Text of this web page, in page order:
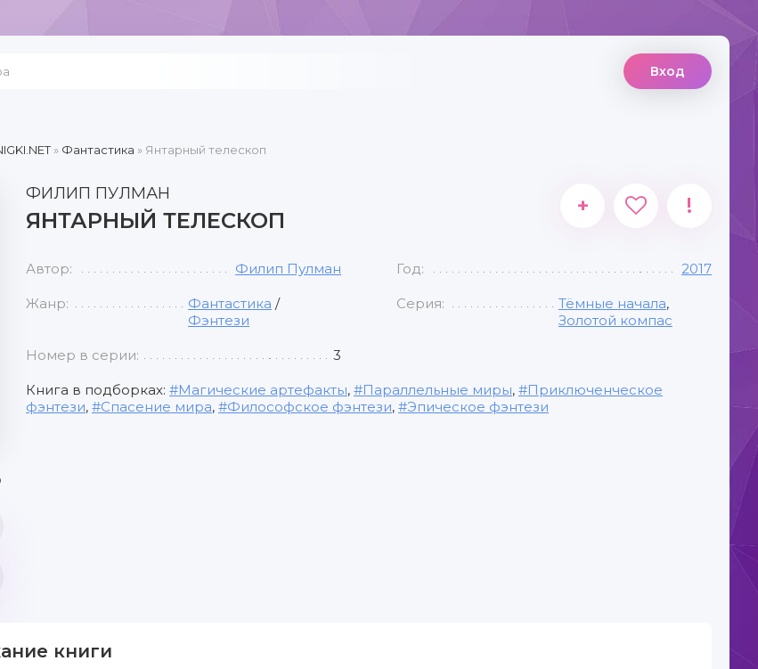
Вход
» Фантастика » Янтарный телескоп
ФИЛИП ПУЛМАН
ЯНТАРНЫЙ ТЕЛЕСКОП
+ !
Автор: Филип Пулман Год: 2017
Жанр: Фантастика /
Фэнтези
Серия: Тёмные начала,
Золотой компас
Номер в серии: 3
Книга в подборках: Магические артефакты, Параллельные миры,
Приключенческое
фэнтези, Спасение мира, Философское фэнтези, Эпическое фэнтези
книги